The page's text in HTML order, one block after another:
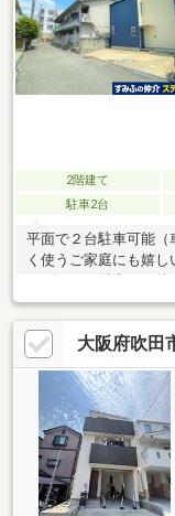
2階建て
駐車2台
平面で２台駐車可能（
く使うご家庭にも嬉
過ごせる快適な空間
干し・お子さまの遊
の幅が広がります。≪
スまで、約６５０ｍ
ｍ・セブンイレブン
ソン吹田垂水三丁目
校まで、約４５０ｍ
大阪府吹田